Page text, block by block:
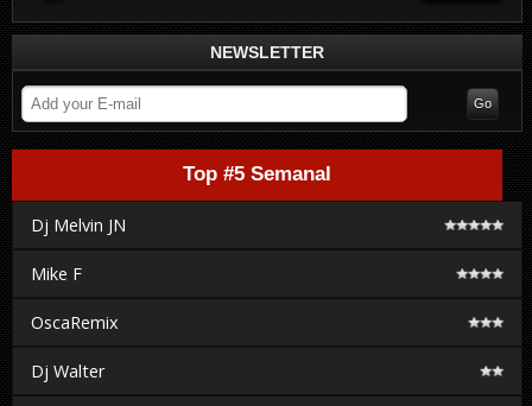
NEWSLETTER
Top #5 Semanal
Dj Melvin JN
Mike F
OscaRemix
Dj Walter